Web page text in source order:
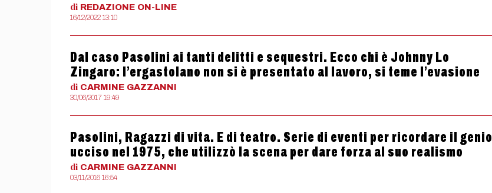
di REDAZIONE ON-LINE
16/12/2022 13:10
Dal caso Pasolini ai tanti delitti e sequestri. Ecco chi è Johnny Lo
Zingaro: l’ergastolano non si è presentato al lavoro, si teme l’evasione
di CARMINE GAZZANNI
30/06/2017 19:49
Pasolini, Ragazzi di vita. E di teatro. Serie di eventi per ricordare il genio
ucciso nel 1975, che utilizzò la scena per dare forza al suo realismo
di CARMINE GAZZANNI
03/11/2016 16:54